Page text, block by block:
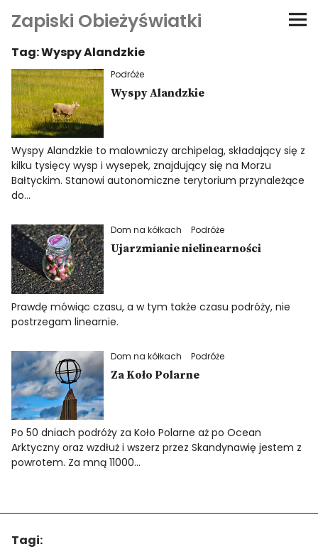
Zapiski Obieżyświatki
Podróże
Kultura i sztuka
Kątem oka
O-fiszki
Dom na kółkach
Tag:Wyspy Alandzkie
Podróże
Wyspy Alandzkie
Wyspy Alandzkie to malowniczy archipelag, składający się z
kilku tysięcy wysp i wysepek, znajdujący się na Morzu
Bałtyckim. Stanowi autonomiczne terytorium przynależące
do…
Dom na kółkach Podróże
Ujarzmianie nielinearności
Prawdę mówiąc czasu, a w tym także czasu podróży, nie
postrzegam linearnie.
Dom na kółkach Podróże
Za Koło Polarne
Po 50 dniach podróży za Koło Polarne aż po Ocean
Arktyczny oraz wzdłuż i wszerz przez Skandynawię jestem z
powrotem. Za mną 11000…
Tagi: